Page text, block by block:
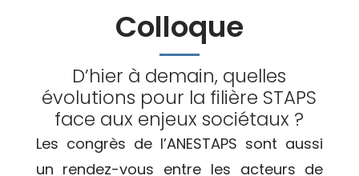
Colloque
D’hier à demain, quelles
évolutions pour la filière STAPS
face aux enjeux sociétaux ?
Les congrès de l’ANESTAPS sont aussi
un rendez-vous entre les acteurs de